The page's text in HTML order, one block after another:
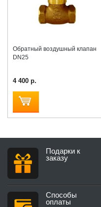
Обратный воздушный клапан
DN25
4 400 р.
Подарки к
заказу
Способы
оплаты